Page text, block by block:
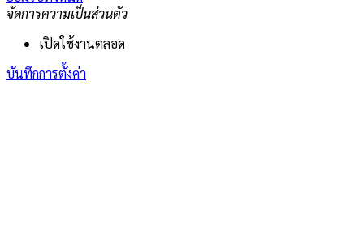
จัดการความเป็นส่วนตัว
เปิดใช้งานตลอด
บันทึกการตั้งค่า